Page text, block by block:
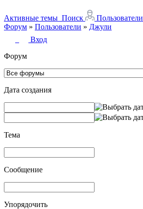
Активные темы Поиск Пользователи
Форум » Пользователи » Джули
Вход
Форум
Дата создания
Тема
Сообщение
Упорядочить